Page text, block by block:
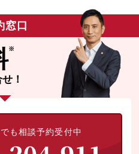
窓口
！
も相談予約受付中